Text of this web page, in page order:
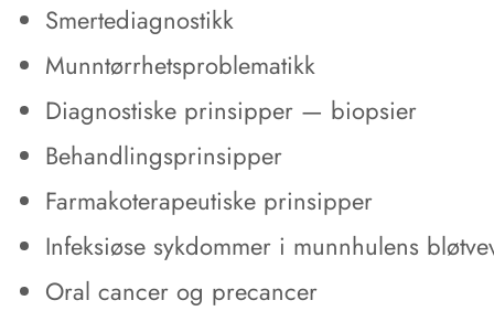
Smertediagnostikk
Munntørrhetsproblematikk
Diagnostiske prinsipper — biopsier
Behandlingsprinsipper
Farmakoterapeutiske prinsipper
Infeksiøse sykdommer i munnhulens
Oral cancer og precancer